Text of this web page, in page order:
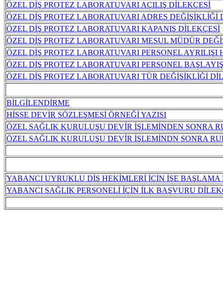
ÖZEL DİŞ PROTEZ LABORATUVARI AÇILIŞ DİLEKÇESİ
ÖZEL DİŞ PROTEZ LABORATUVARI ADRES DEĞİŞİKLİĞİ
ÖZEL DİŞ PROTEZ LABORATUVARI KAPANIŞ DİLEKÇESİ
ÖZEL DİŞ PROTEZ LABORATUVARI MESUL MÜDÜR
ÖZEL DİŞ PROTEZ LABORATUVARI PERSONEL
ÖZEL DİŞ PROTEZ LABORATUVARI PERSONEL
ÖZEL DİŞ PROTEZ LABORATUVARI TÜR DEĞİŞİKLİĞİ
BİLGİLENDİRME
HİSSE DEVİR SÖZLEŞMESİ ÖRNEĞİ YAZISI
ÖZEL SAĞLIK KURULUŞU DEVİR İŞLEMİNDEN SONRA
ÖZEL SAĞLIK KURULUŞU DEVİR İŞLEMİNDN SONRA
YABANCI UYRUKLU DİŞ HEKİMLERİ İÇİN İŞE BAŞLAMA
YABANCI SAĞLIK PERSONELİ İÇİN İLK BAŞVURU